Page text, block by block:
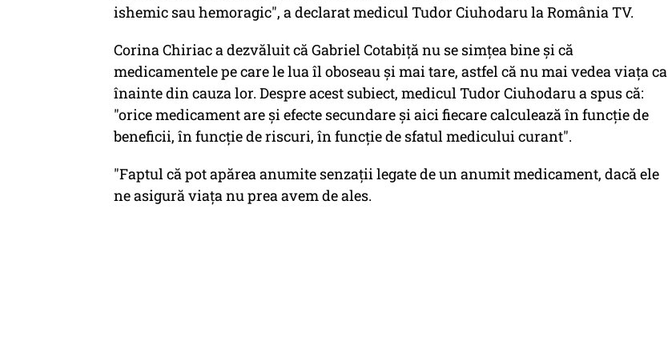
ishemic sau hemoragic", a declarat medicul Tudor Ciuhodaru la România TV.
Corina Chiriac a dezvăluit că Gabriel Cotabiță nu se simțea bine și că
medicamentele pe care le lua îl oboseau și mai tare, astfel că nu mai vedea viața ca
înainte din cauza lor. Despre acest subiect, medicul Tudor Ciuhodaru a spus că:
"orice medicament are și efecte secundare și aici fiecare calculează în funcție de
beneficii, în funcție de riscuri, în funcție de sfatul medicului curant".
"Faptul că pot apărea anumite senzații legate de un anumit medicament, dacă ele
ne asigură viața nu prea avem de ales.